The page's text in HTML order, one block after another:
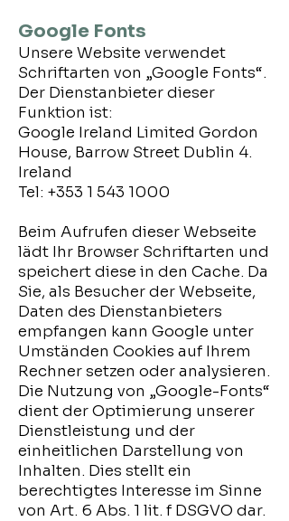
Google Fonts
Unsere Website verwendet
Schriftarten von „Google Fonts“.
Der Dienstanbieter dieser
Funktion ist:
Google Ireland Limited Gordon
House, Barrow Street Dublin 4.
Ireland
Tel: +353 1 543 1000
Beim Aufrufen dieser Webseite
lädt Ihr Browser Schriftarten und
speichert diese in den Cache. Da
Sie, als Besucher der Webseite,
Daten des Dienstanbieters
empfangen kann Google unter
Umständen Cookies auf Ihrem
Rechner setzen oder analysieren.
Die Nutzung von „Google-Fonts“
dient der Optimierung unserer
Dienstleistung und der
einheitlichen Darstellung von
Inhalten. Dies stellt ein
berechtigtes Interesse im Sinne
von Art. 6 Abs. 1 lit. f DSGVO dar.